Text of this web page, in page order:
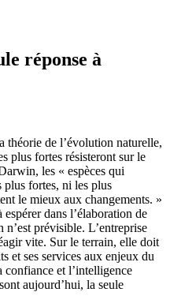
réponse à
théorie de l’évolution naturelle,
plus fortes résisteront sur le
les « espèces qui
plus fortes, ni les plus
le mieux aux changements. »
dans l’élaboration de
prévisible. L’entreprise
vite. Sur le terrain, elle doit
et ses services aux enjeux du
confiance et l’intelligence
aujourd’hui, la seule